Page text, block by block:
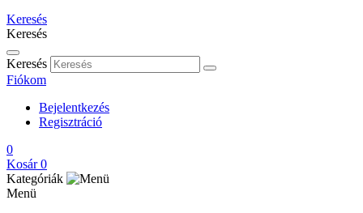
Keresés
Keresés
Keresés
Fiókom
Bejelentkezés
Regisztráció
0
Kosár 0
Kategóriák
Menü